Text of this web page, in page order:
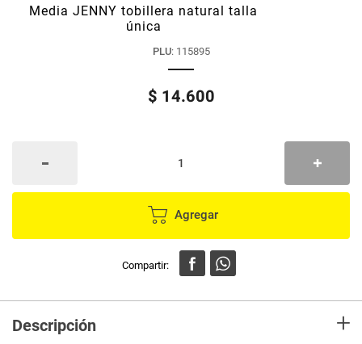
Media JENNY tobillera natural talla
única
PLU: 115895
$ 14.600
Agregar
Descripción +